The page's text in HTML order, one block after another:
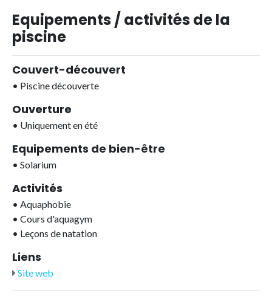
Equipements / activités de la
piscine
Couvert-découvert
• Piscine découverte
Ouverture
• Uniquement en été
Equipements de bien-être
• Solarium
Activités
• Aquaphobie
• Cours d'aquagym
• Leçons de natation
Liens
Site web